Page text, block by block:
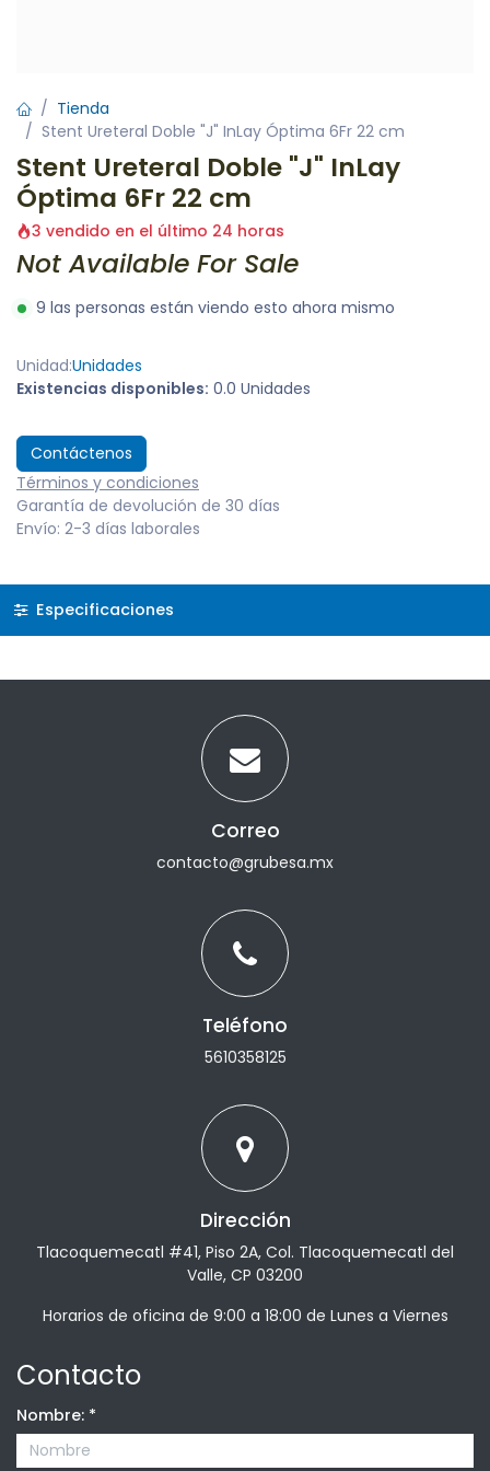
Tienda
Stent Ureteral Doble "J" InLay Óptima 6Fr 22 cm
Stent Ureteral Doble "J" InLay
Óptima 6Fr 22 cm
3 vendido en el último 24 horas
Not Available For Sale
9 las personas están viendo esto ahora mismo
Unidad:Unidades
Existencias disponibles: 0.0 Unidades
Contáctenos
Términos y condiciones
Garantía de devolución de 30 días
Envío: 2-3 días laborales
Especificaciones
Correo
contacto@grubesa.mx
Teléfono
5610358125
Dirección
Tlacoquemecatl #41, Piso 2A, Col. Tlacoquemecatl del
Valle, CP 03200
Horarios de oficina de 9:00 a 18:00 de Lunes a Viernes
Contacto
Nombre: *